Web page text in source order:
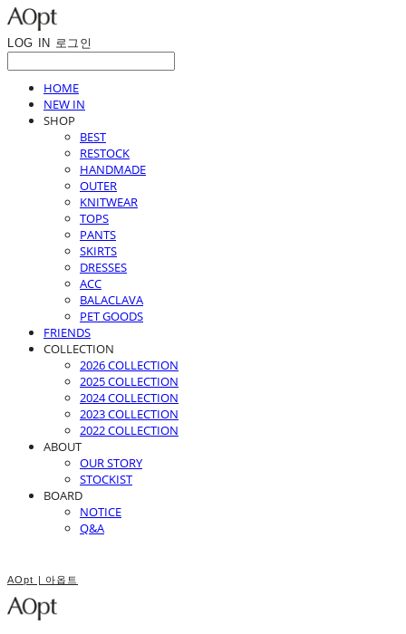
LOG IN 로그인
HOME
NEW IN
SHOP
BEST
RESTOCK
HANDMADE
OUTER
KNITWEAR
TOPS
PANTS
SKIRTS
DRESSES
ACC
BALACLAVA
PET GOODS
FRIENDS
COLLECTION
2026 COLLECTION
2025 COLLECTION
2024 COLLECTION
2023 COLLECTION
2022 COLLECTION
ABOUT
OUR STORY
STOCKIST
BOARD
NOTICE
Q&A
AOpt | 아옵트